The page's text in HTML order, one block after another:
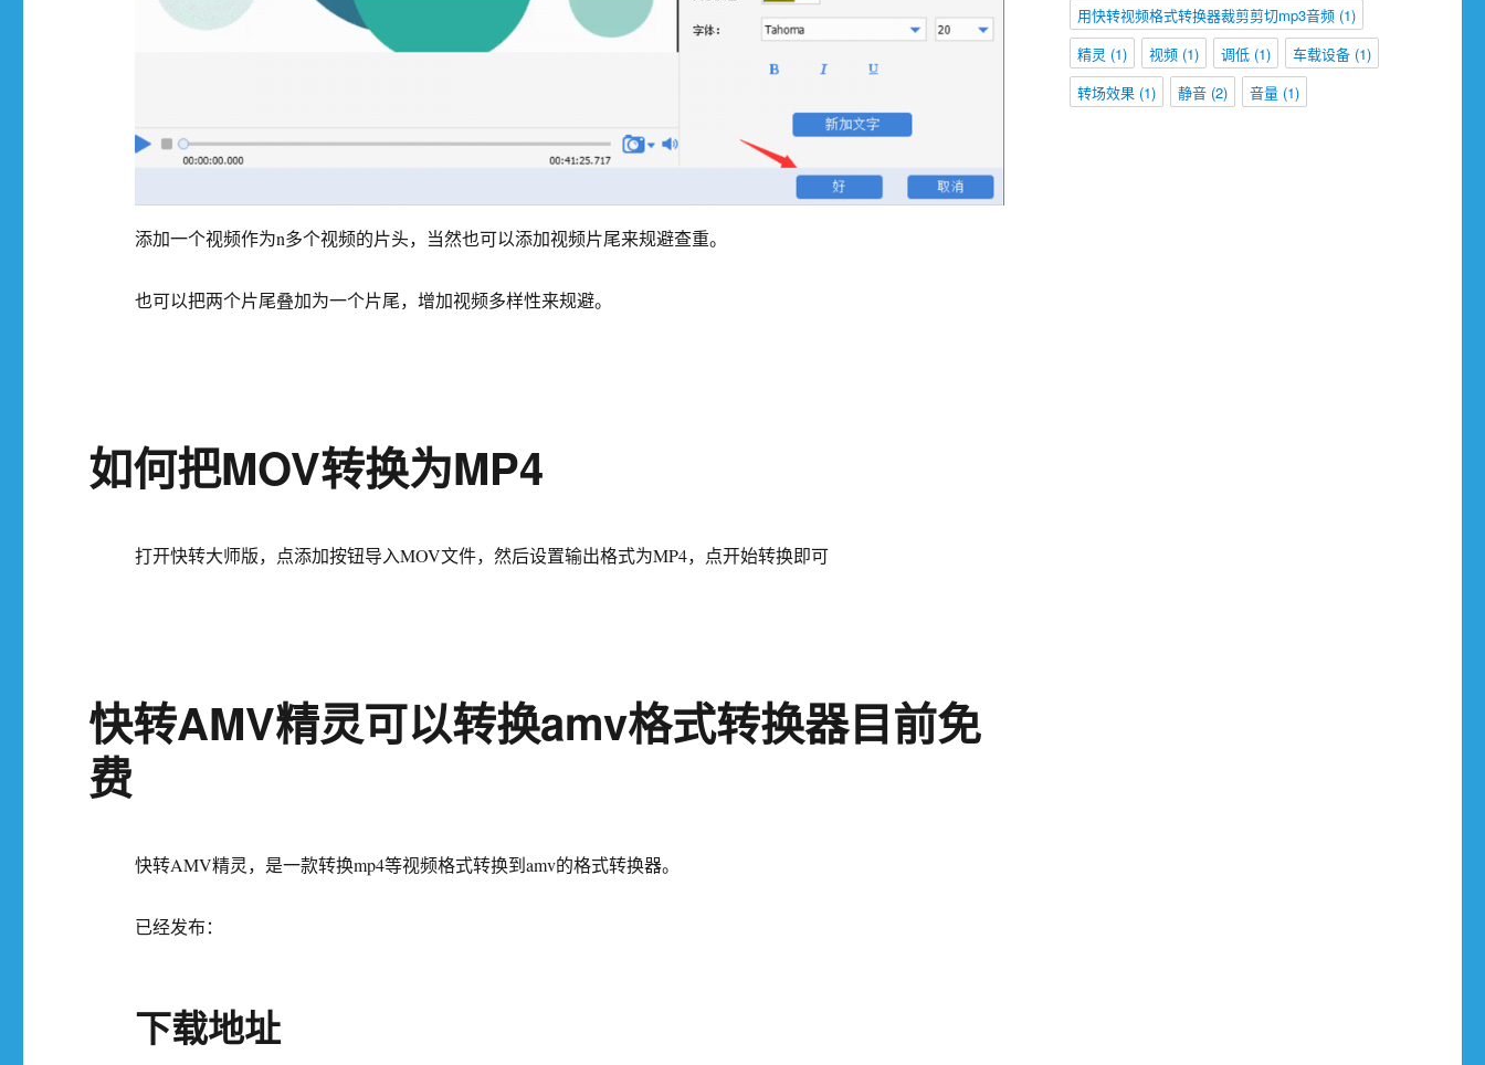
添加一个视频作为n多个视频的片头，当然也可以添加视频片尾来规避查重。
也可以把两个片尾叠加为一个片尾，增加视频多样性来规避。
如何把MOV转换为MP4
打开快转大师版，点添加按钮导入MOV文件，然后设置输出格式为MP4，点开始转换即可
快转AMV精灵可以转换amv格式转换器目前免
费
快转AMV精灵，是一款转换mp4等视频格式转换到amv的格式转换器。
已经发布：
下载地址
用快转视频格式转换器裁剪剪切mp3音频(1)
精灵 (1) 视频(1) 调低(1) 车载设备(1)
转场效果(1) 静音(2) 音量(1)